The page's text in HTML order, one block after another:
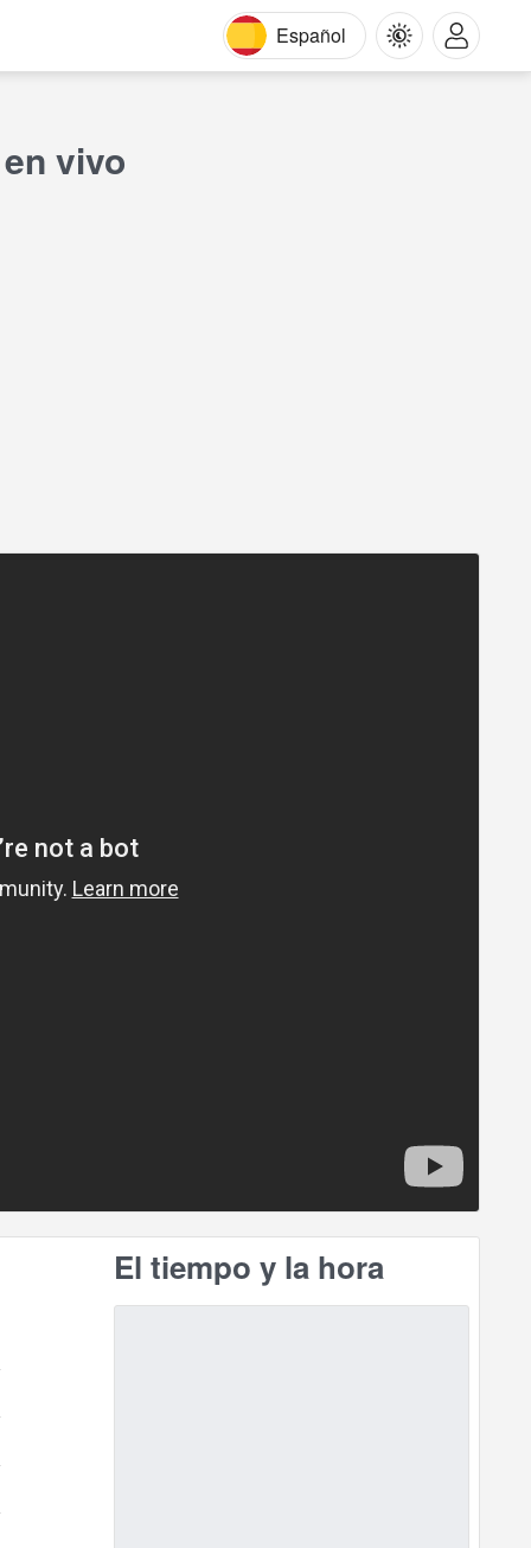
Español
vivo
El tiempo y la hora